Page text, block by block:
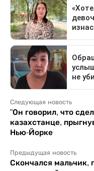
Следующая новость
"Он говорил, что
казахстанце,
Нью-Йорке
Предыдущая новость
Скончался мальчик,